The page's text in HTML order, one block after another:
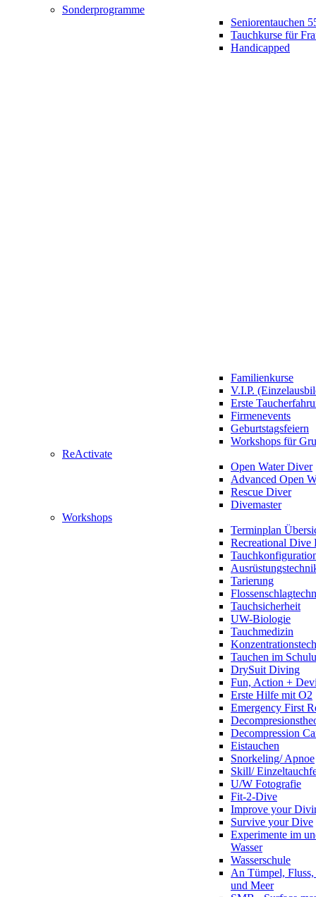
Sonderprogramme
Seniorentauchen
Tauchkurse für
Handicapped
Familienkurse
V.I.P.
Erste
Firmenevents
Geburtstagsfeiern
Workshops für
ReActivate
Open Water Diver
Advanced Open
Rescue Diver
Divemaster
Workshops
Terminplan
Recreational Dive
Tarierung
Tauchsicherheit
UW-Biologie
Tauchmedizin
Tauchen im
DrySuit Diving
Fun, Action +
Erste Hilfe mit O2
Emergency First
Decompression
Eistauchen
Snorkeling/ Apnoe
Skill/
U/W Fotografie
Fit-2-Dive
Improve your
Survive your Dive
Experimente im
Wasser
Wasserschule
An Tümpel,
und Meer